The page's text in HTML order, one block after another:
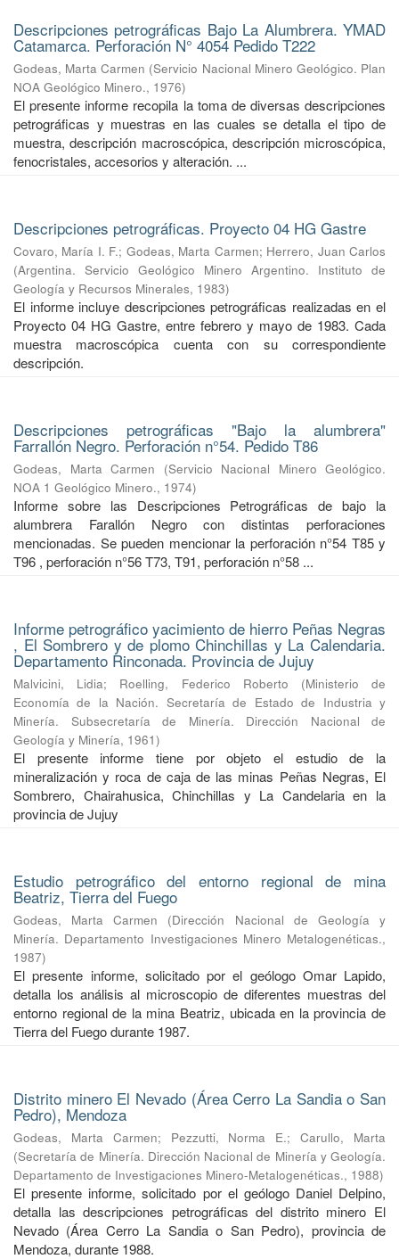
Descripciones petrográficas Bajo La Alumbrera. YMAD
Catamarca. Perforación N° 4054 Pedido T222
Godeas, Marta Carmen (Servicio Nacional Minero Geológico. Plan
NOA Geológico Minero., 1976)
El presente informe recopila la toma de diversas descripciones
petrográficas y muestras en las cuales se detalla el tipo de
muestra, descripción macroscópica, descripción microscópica,
fenocristales, accesorios y alteración. ...
Descripciones petrográficas. Proyecto 04 HG Gastre
Covaro, María I. F.; Godeas, Marta Carmen; Herrero, Juan Carlos
(Argentina. Servicio Geológico Minero Argentino. Instituto de
Geología y Recursos Minerales, 1983)
El informe incluye descripciones petrográficas realizadas en el
Proyecto 04 HG Gastre, entre febrero y mayo de 1983. Cada
muestra macroscópica cuenta con su correspondiente
descripción.
Descripciones petrográficas "Bajo la alumbrera"
Farrallón Negro. Perforación n°54. Pedido T86
Godeas, Marta Carmen (Servicio Nacional Minero Geológico.
NOA 1 Geológico Minero., 1974)
Informe sobre las Descripciones Petrográficas de bajo la
alumbrera Farallón Negro con distintas perforaciones
mencionadas. Se pueden mencionar la perforación n°54 T85 y
T96 , perforación n°56 T73, T91, perforación n°58 ...
Informe petrográfico yacimiento de hierro Peñas Negras
, El Sombrero y de plomo Chinchillas y La Calendaria.
Departamento Rinconada. Provincia de Jujuy
Malvicini, Lidia; Roelling, Federico Roberto (Ministerio de
Economía de la Nación. Secretaría de Estado de Industria y
Minería. Subsecretaría de Minería. Dirección Nacional de
Geología y Minería, 1961)
El presente informe tiene por objeto el estudio de la
mineralización y roca de caja de las minas Peñas Negras, El
Sombrero, Chairahusica, Chinchillas y La Candelaria en la
provincia de Jujuy
Estudio petrográfico del entorno regional de mina
Beatriz, Tierra del Fuego
Godeas, Marta Carmen (Dirección Nacional de Geología y
Minería. Departamento Investigaciones Minero Metalogenéticas.,
1987)
El presente informe, solicitado por el geólogo Omar Lapido,
detalla los análisis al microscopio de diferentes muestras del
entorno regional de la mina Beatriz, ubicada en la provincia de
Tierra del Fuego durante 1987.
Distrito minero El Nevado (Área Cerro La Sandia o San
Pedro), Mendoza
Godeas, Marta Carmen; Pezzutti, Norma E.;Carullo, Marta
(Secretaría de Minería. Dirección Nacional de Minería y Geología.
Departamento de Investigaciones Minero-Metalogenéticas., 1988)
El presente informe, solicitado por el geólogo Daniel Delpino,
detalla las descripciones petrográficas del distrito minero El
Nevado (Área Cerro La Sandia o San Pedro), provincia de
Mendoza, durante 1988.